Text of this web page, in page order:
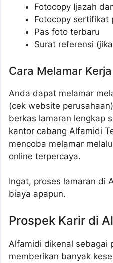
Fotocopy Ijazah
Fotocopy sertifikat
Pas foto terbaru
Surat referensi
Cara Melamar
Anda dapat melamar
(cek website
berkas lamaran lengkap
kantor cabang Alfamidi
mencoba melamar
online terpercaya.
Ingat, proses lamaran di
biaya apapun.
Prospek Karir di
Alfamidi dikenal sebagai
memberikan banyak